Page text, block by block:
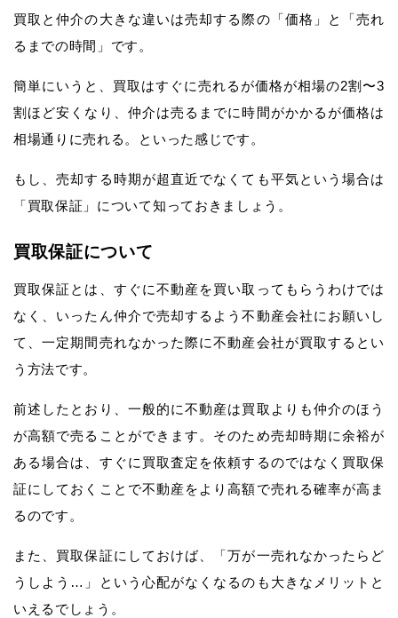
買取と仲介の大きな違いは売却する際の「価格」と「売れ
るまでの時間」です。
簡単にいうと、買取はすぐに売れるが価格が相場の2割〜3
割ほど安くなり、仲介は売るまでに時間がかかるが価格は
相場通りに売れる。といった感じです。
もし、売却する時期が超直近でなくても平気という場合は
「買取保証」について知っておきましょう。
買取保証について
買取保証とは、すぐに不動産を買い取ってもらうわけでは
なく、いったん仲介で売却するよう不動産会社にお願いし
て、一定期間売れなかった際に不動産会社が買取するとい
う方法です。
前述したとおり、一般的に不動産は買取よりも仲介のほう
が高額で売ることができます。そのため売却時期に余裕が
ある場合は、すぐに買取査定を依頼するのではなく買取保
証にしておくことで不動産をより高額で売れる確率が高ま
るのです。
また、買取保証にしておけば、「万が一売れなかったらど
うしよう…」という心配がなくなるのも大きなメリットと
いえるでしょう。